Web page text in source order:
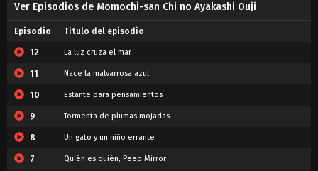
Ver Episodios de Momochi-san Chi no Ayakashi Ouji
Episodio Titulo del episodio
12 La luz cruza el mar
11 Nace la malvarrosa azul
10 Estante para pensamientos
9 Tormenta de plumas mojadas
8 Un gato y un niño errante
7 Quién es quién, Peep Mirror